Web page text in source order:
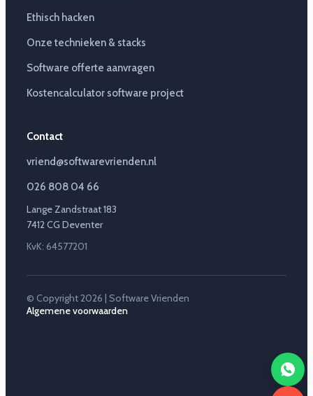
Ethisch hacken
Onze technieken & stacks
Software offerte aanvragen
Kostencalculator software project
Contact
vriend@softwarevrienden.nl
026 808 04 66
Lange Zandstraat 183
7412 CG Deventer
KvK: 64577201
© Copyright 2026 | Software Vrienden
Algemene voorwaarden